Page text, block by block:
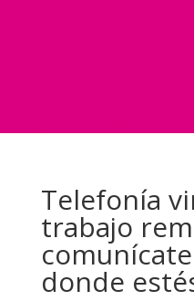
Telefonía
trabajo
donde